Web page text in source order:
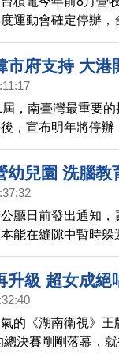
運動會確定停辦
，每人可以領到
獎金。
市府支持 大港
，南臺灣最重要
，宣布明年將停
到未來可能會有
，決定明年不再舉
幼兒園 洗腦教
廳日前發出通知
能在縫隙中暫時
升級 超女成絕
的《湖南衛視》
決賽剛剛落幕，